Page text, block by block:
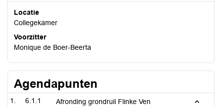
Locatie
Collegekamer
Voorzitter
Monique de Boer-Beerta
Agendapunten
6.1.1 Afronding grondruil Flinke Ven